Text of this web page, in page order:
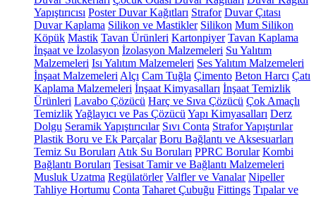
Yapıştırıcısı Poster Duvar Kağıtları Strafor Duvar Çıtası
Duvar Kaplama Silikon ve Mastikler Silikon Mum Silikon
Köpük Mastik Tavan Ürünleri Kartonpiyer Tavan Kaplama
İnşaat ve İzolasyon İzolasyon Malzemeleri Su Yalıtım
Malzemeleri Isı Yalıtım Malzemeleri Ses Yalıtım Malzemeleri
İnşaat Malzemeleri Alçı Cam Tuğla Çimento Beton Harcı Çatı
Kaplama Malzemeleri İnşaat Kimyasalları İnşaat Temizlik
Ürünleri Lavabo Çözücü Harç ve Sıva Çözücü Çok Amaçlı
TemizlikYağlayıcı ve Pas Çözücü Yapı Kimyasalları Derz
Dolgu Seramik Yapıştırıcılar Sıvı Conta Strafor Yapıştırılar
Plastik Boru ve Ek Parçalar Boru Bağlantı ve Aksesuarları
Temiz Su Boruları Atık Su Boruları PPRC Borular Kombi
Bağlantı Boruları Tesisat Tamir ve Bağlantı Malzemeleri
Musluk Uzatma Regülatörler Valfler ve Vanalar Nipeller
Tahliye Hortumu Conta Taharet Çubuğu Fittings Tıpalar ve